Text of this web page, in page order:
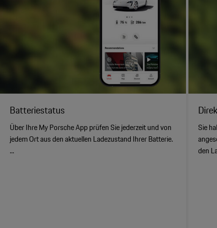
Batteriestatus
Über Ihre My Porsche App prüfen Sie jederzeit und von
jedem Ort aus den aktuellen Ladezustand Ihrer Batterie.
...
Sie
den